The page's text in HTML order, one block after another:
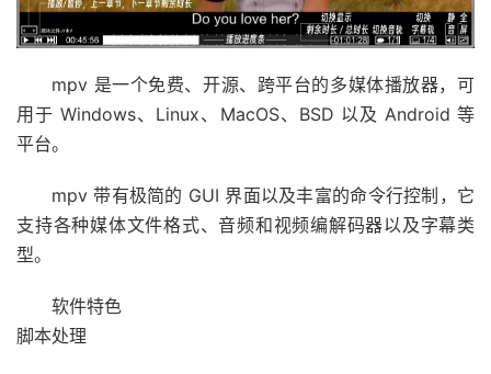
mpv 是一个免费、开源、跨平台的多媒体播放器，可
用于 Windows、Linux、MacOS、BSD 以及 Android 等
平台。
mpv 带有极简的 GUI 界面以及丰富的命令行控制，它
支持各种媒体文件格式、音频和视频编解码器以及字幕类
型。
软件特色
脚本处理